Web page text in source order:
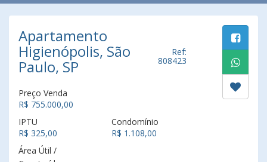
Apartamento
Higienópolis, São
Paulo, SP
Ref:
808423
Preço Venda
R$ 755.000,00
IPTU
R$ 325,00
Condomínio
R$ 1.108,00
Área Útil /